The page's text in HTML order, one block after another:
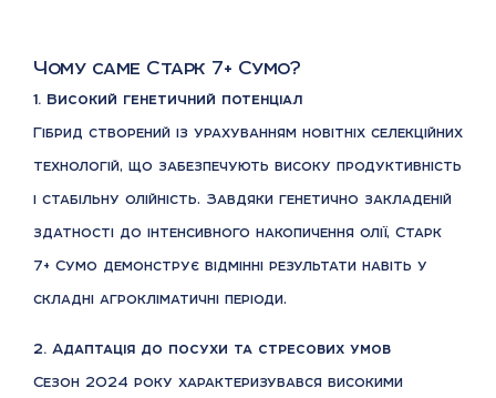
Чому саме Старк 7+ Сумо?
1. Високий генетичний потенціал
Гібрид створений із урахуванням новітніх селекційних
технологій, що забезпечують високу продуктивність
і стабільну олійність. Завдяки генетично закладеній
здатності до інтенсивного накопичення олії, Старк
7+ Сумо демонструє відмінні результати навіть у
складні агрокліматичні періоди.
2. Адаптація до посухи та стресових умов
Сезон 2024 року характеризувався високими